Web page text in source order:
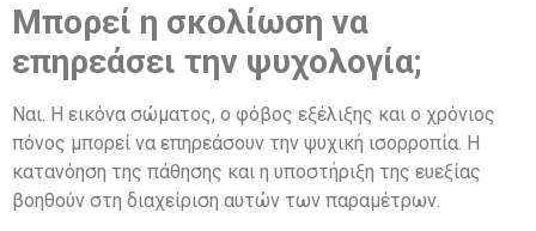
Μπορεί η σκολίωση να
επηρεάσει την ψυχολογία;
Ναι. Η εικόνα σώματος, ο φόβος εξέλιξης και ο χρόνιος
πόνος μπορεί να επηρεάσουν την ψυχική ισορροπία. Η
κατανόηση της πάθησης και η υποστήριξη της ευεξίας
βοηθούν στη διαχείριση αυτών των παραμέτρων.